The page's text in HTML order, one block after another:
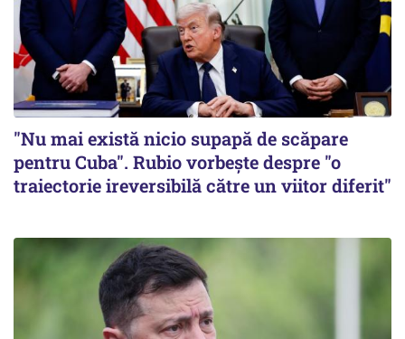
"Nu mai există nicio supapă de scăpare
pentru Cuba". Rubio vorbește despre "o
traiectorie ireversibilă către un viitor diferit"